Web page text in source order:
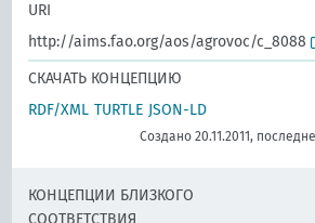
URI
http://aims.fao.org/aos/agrovoc/c_8088
СКАЧАТЬ КОНЦЕПЦИЮ
RDF/XML TURTLE JSON-LD
Создано 20.11.2011,
КОНЦЕПЦИИ БЛИЗКОГО